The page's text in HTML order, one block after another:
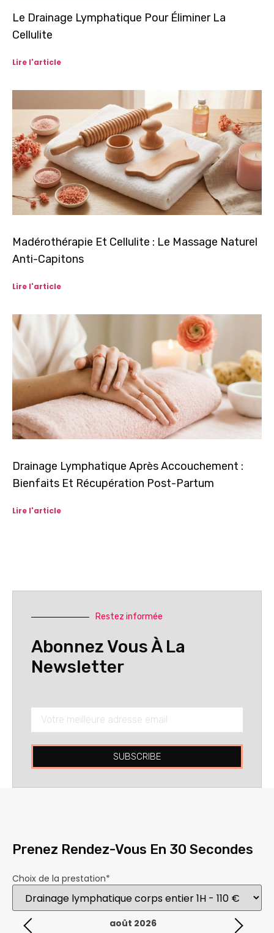
Le Drainage Lymphatique Pour Éliminer La
Cellulite
Lire l'article
Madérothérapie Et Cellulite : Le Massage Naturel
Anti-Capitons
Lire l'article
Drainage Lymphatique Après Accouchement :
Bienfaits Et Récupération Post-Partum
Lire l'article
Restez informée
Abonnez Vous À La
Newsletter
SUBSCRIBE
Prenez Rendez-Vous En 30 Secondes
Choix de la prestation*
août 2026